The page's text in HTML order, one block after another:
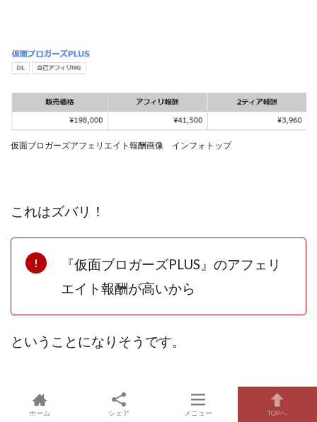
仮面ブロガーズアフェリエイト報酬画像 インフォトップ
これはズバリ！
『仮面ブロガーズPLUS』のアフェリ
エイト報酬が高いから
ということになりそうです。
アフェリエイト報酬が高ければ高いほど
ホーム シェア メニュー TOPへ